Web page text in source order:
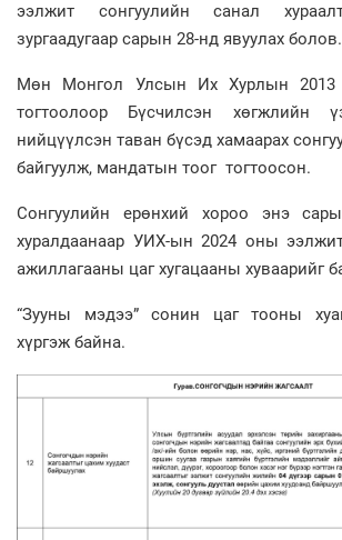
ээлжит сонгуулийн санал
зургаадугаар сарын 28-нд явуулах болов.
Мөн Монгол Улсын Их Хурлын 2013
тогтоолоор Бүсчилсэн хөгжлийн
нийцүүлсэн таван бүсэд хамаарах
байгуулж, мандатын тоог тогтоосон.
Сонгуулийн ерөнхий хороо энэ
хуралдаанаар УИХ-ын 2024 оны
ажиллагааны цаг хугацааны хуваарийг
“Зууны мэдээ” сонин цаг тооны
хүргэж байна.